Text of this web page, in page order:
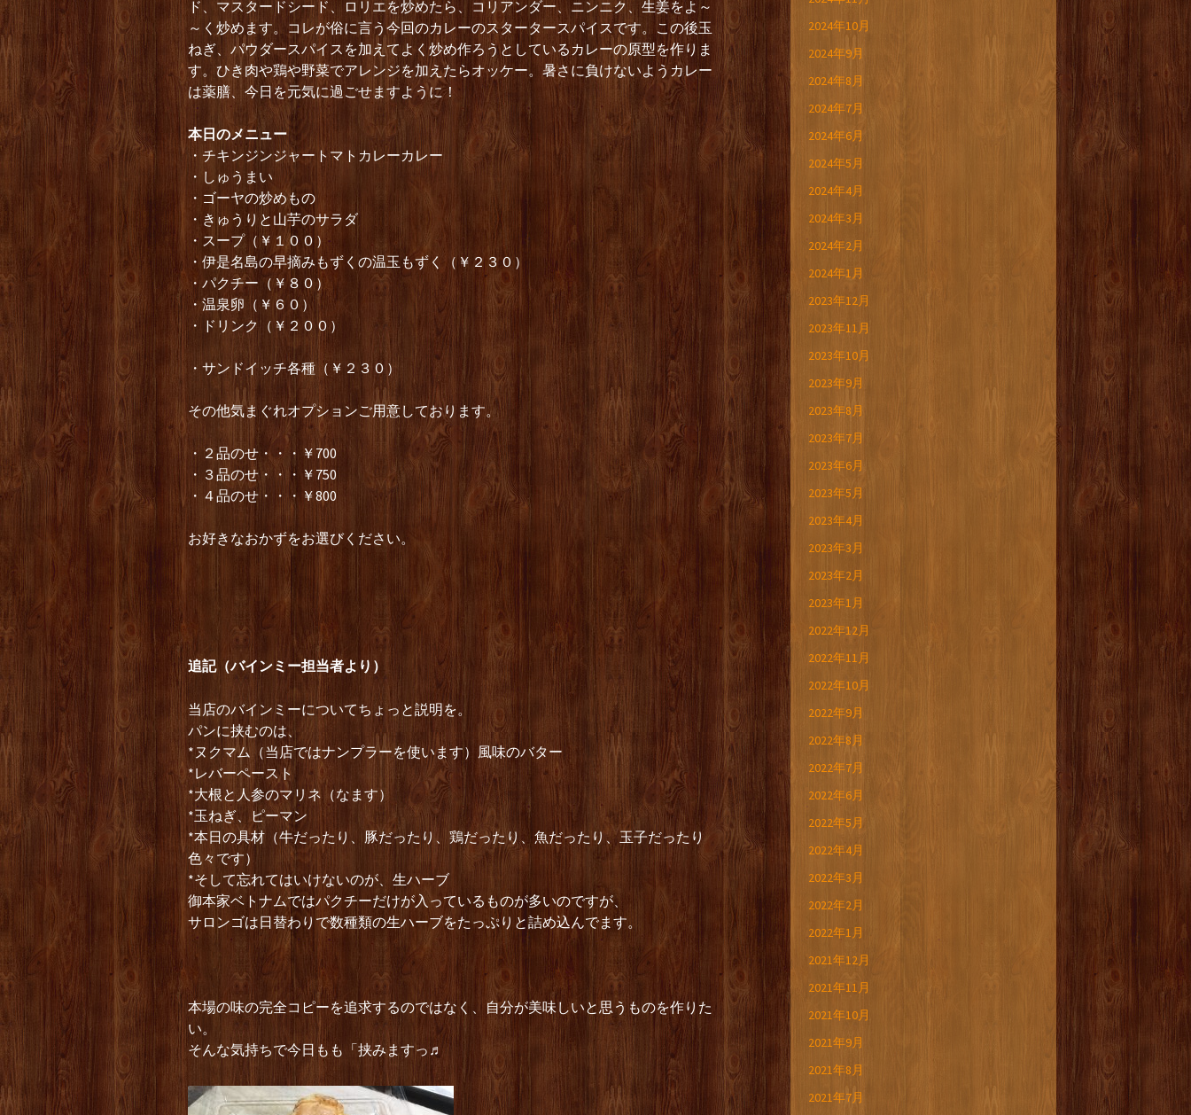
ド、マスタードシード、ロリエを炒めたら、コリアンダー、ニンニク、生姜をよ～
～く炒めます。コレが俗に言う今回のカレーのスタータースパイスです。この後玉
ねぎ、パウダースパイスを加えてよく炒め作ろうとしているカレーの原型を作りま
す。ひき肉や鶏や野菜でアレンジを加えたらオッケー。暑さに負けないようカレー
は薬膳、今日を元気に過ごせますように！
本日のメニュー
・チキンジンジャートマトカレーカレー
・しゅうまい
・ゴーヤの炒めもの
・きゅうりと山芋のサラダ
・スープ（￥１００）
・伊是名島の早摘みもずくの温玉もずく（￥２３０）
・パクチー（￥８０）
・温泉卵（￥６０）
・ドリンク（￥２００）
・サンドイッチ各種（￥２３０）
その他気まぐれオプションご用意しております。
・２品のせ・・・￥700
・３品のせ・・・￥750
・４品のせ・・・￥800
お好きなおかずをお選びください。
追記（バインミー担当者より）
当店のバインミーについてちょっと説明を。
パンに挟むのは、
*ヌクマム（当店ではナンプラーを使います）風味のバター
*レバーペースト
*大根と人参のマリネ（なます）
*玉ねぎ、ピーマン
*本日の具材（牛だったり、豚だったり、鶏だったり、魚だったり、玉子だったり
色々です）
*そして忘れてはいけないのが、生ハーブ
御本家ベトナムではパクチーだけが入っているものが多いのですが、
サロンゴは日替わりで数種類の生ハーブをたっぷりと詰め込んでます。
本場の味の完全コピーを追求するのではなく、自分が美味しいと思うものを作りた
い。
そんな気持ちで今日もも「挟みますっ♬
2024年10月
2024年9月
2024年8月
2024年7月
2024年6月
2024年5月
2024年4月
2024年3月
2024年2月
2024年1月
2023年12月
2023年11月
2023年10月
2023年9月
2023年8月
2023年7月
2023年6月
2023年5月
2023年4月
2023年3月
2023年2月
2023年1月
2022年12月
2022年11月
2022年10月
2022年9月
2022年8月
2022年7月
2022年6月
2022年5月
2022年4月
2022年3月
2022年2月
2022年1月
2021年12月
2021年11月
2021年10月
2021年9月
2021年8月
2021年7月